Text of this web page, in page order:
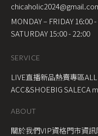
MONDAY – FRIDAY 16:00
SATURDAY 15:00 - 22:00
SERVICE
LIVE直播新品熱賣專區
ACC&SHOEBIG SALECA
ABOUT
關於我們VIP資格門市資訊